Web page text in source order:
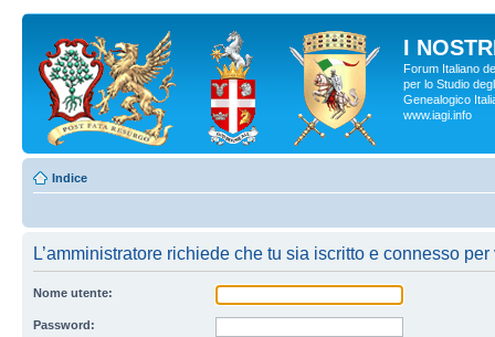
I
Forum Italiano
per lo Studio
Genealogico
www.iagi.info
Indice
L’amministratore richiede che tu sia iscritto e connesso
Nome utente:
Password: